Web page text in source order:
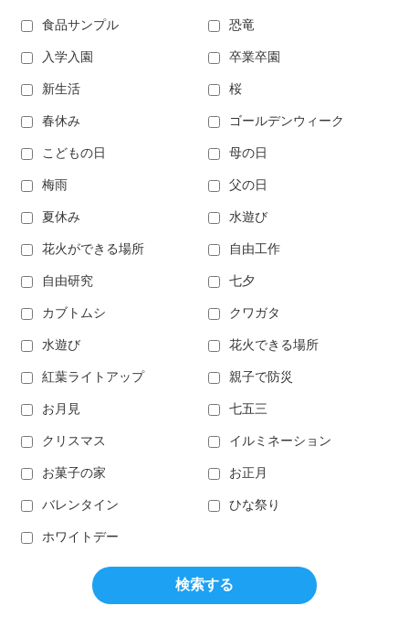
食品サンプル 恐竜
入学入園 卒業卒園
新生活 桜
春休み ゴールデンウィーク
こどもの日 母の日
梅雨 父の日
夏休み 水遊び
花火ができる場所 自由工作
自由研究 七夕
カブトムシ クワガタ
水遊び 花火できる場所
紅葉ライトアップ 親子で防災
お月見 七五三
クリスマス イルミネーション
お菓子の家 お正月
バレンタイン ひな祭り
ホワイトデー